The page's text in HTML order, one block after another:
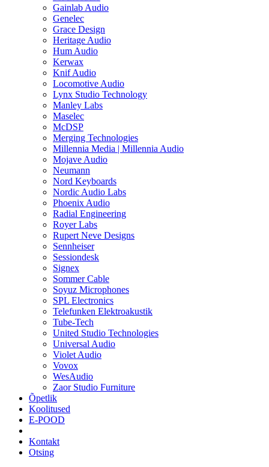
Gainlab Audio
Genelec
Grace Design
Heritage Audio
Hum Audio
Kerwax
Knif Audio
Locomotive Audio
Lynx Studio Technology
Manley Labs
Maselec
McDSP
Merging Technologies
Millennia Media | Millennia Audio
Mojave Audio
Neumann
Nord Keyboards
Nordic Audio Labs
Phoenix Audio
Radial Engineering
Royer Labs
Rupert Neve Designs
Sennheiser
Sessiondesk
Signex
Sommer Cable
Soyuz Microphones
SPL Electronics
Telefunken Elektroakustik
Tube-Tech
United Studio Technologies
Universal Audio
Violet Audio
Vovox
WesAudio
Zaor Studio Furniture
Õpetlik
Koolitused
E-POOD
Kontakt
Otsing